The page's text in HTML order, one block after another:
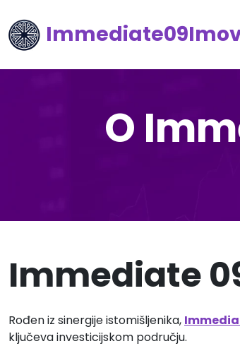
O
Immediate
Rođen iz sinergije istomišljenika,
ključeva investicijskom području.